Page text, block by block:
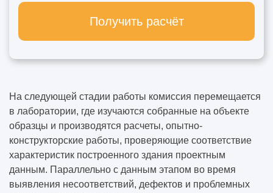
Получить расчёт
На следующей стадии работы комиссия перемещается
в лаборатории, где изучаются собранные на объекте
образцы и производятся расчеты, опытно-
конструкторские работы, проверяющие соответствие
характеристик построенного здания проектным
данным. Параллельно с данным этапом во время
выявления несоответствий, дефектов и проблемных